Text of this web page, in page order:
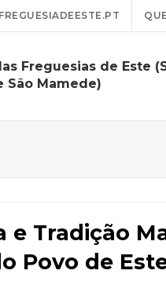
Freguesias de Este
São Mamede)
e Tradição
Povo de